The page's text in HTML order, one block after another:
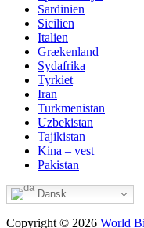
Sardinien
Sicilien
Italien
Grækenland
Sydafrika
Tyrkiet
Iran
Turkmenistan
Uzbekistan
Tajikistan
Kina – vest
Pakistan
Dansk
Copyright © 2026 World